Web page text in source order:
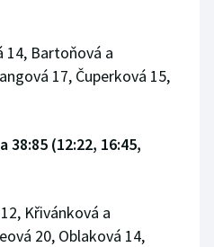
14, Bartoňová a
17, Čuperková 15,
38:85 (12:22, 16:45,
Křivánková a
20, Oblaková 14,